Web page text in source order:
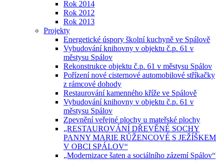
Rok 2014
Rok 2012
Rok 2013
Projekty
Energetické úspory školní kuchyně ve Spálově
Vybudování knihovny v objektu č.p. 61 v
městysu Spálov
Rekonstrukce objektu č.p. 61 v městysu Spálov
Pořízení nové cisternové automobilové stříkačky
z rámcové dohody
Restaurování kamenného kříže ve Spálově
Vybudování knihovny v objektu č.p. 61 v
městysu Spálov
Zpevnění veřejné plochy u mateřské plochy
„RESTAUROVÁNÍ DŘEVĚNÉ SOCHY
PANNY MARIE RŮŽENCOVÉ S JEŽÍŠKEM
V OBCI SPÁLOV“
„Modernizace šaten a sociálního zázemí Spálov“